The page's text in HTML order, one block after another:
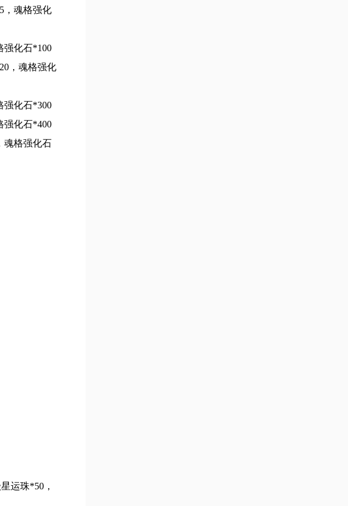
，魂格强化
强化石*100
，魂格强化
强化石*300
强化石*400
魂格强化石
运珠*50，